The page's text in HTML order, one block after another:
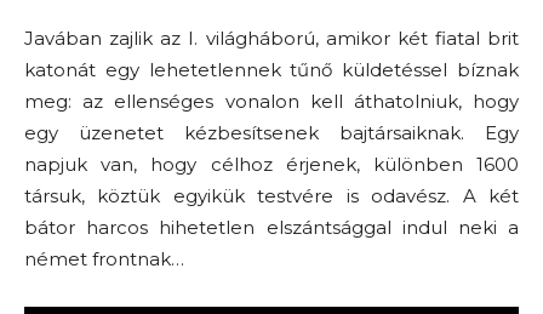
Javában zajlik az I. világháború, amikor két fiatal brit
katonát egy lehetetlennek tűnő küldetéssel bíznak
meg: az ellenséges vonalon kell áthatolniuk, hogy
egy üzenetet kézbesítsenek bajtársaiknak. Egy
napjuk van, hogy célhoz érjenek, különben 1600
társuk, köztük egyikük testvére is odavész. A két
bátor harcos hihetetlen elszántsággal indul neki a
német frontnak…